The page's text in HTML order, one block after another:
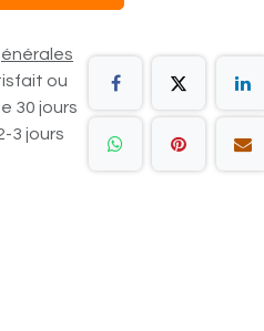
ou
30 jours
3 jours